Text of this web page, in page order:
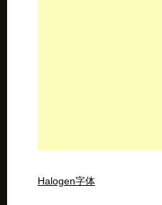
Halogen字体